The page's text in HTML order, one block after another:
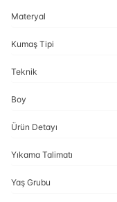
Materyal
Kumaş Tipi
Teknik
Boy
Ürün Detayı
Yıkama Talimatı
Yaş Grubu